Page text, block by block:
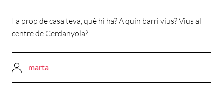
I a prop de casa teva, què hi ha? A quin barri vius? Vius al
centre de Cerdanyola?
marta